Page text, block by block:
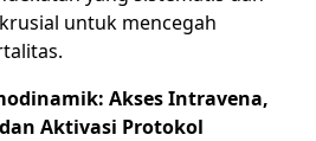
untuk mencegah
Akses Intravena,
Aktivasi Protokol